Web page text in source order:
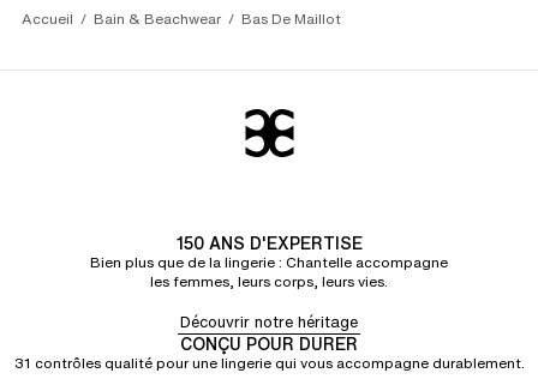
Accueil Bain & Beachwear Bas De Maillot
150 ANS D'EXPERTISE
Bien plus que de la lingerie : Chantelle accompagne
les femmes, leurs corps, leurs vies.
Découvrir notre héritage
CONÇU POUR DURER
31 contrôles qualité pour une lingerie qui vous accompagne durablement.